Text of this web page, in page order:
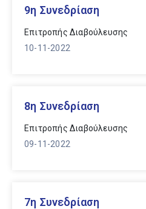
9η Συνεδρίαση
Επιτροπής Διαβούλευσης
10-11-2022
8η Συνεδρίαση
Επιτροπής Διαβούλευσης
09-11-2022
7η Συνεδρίαση